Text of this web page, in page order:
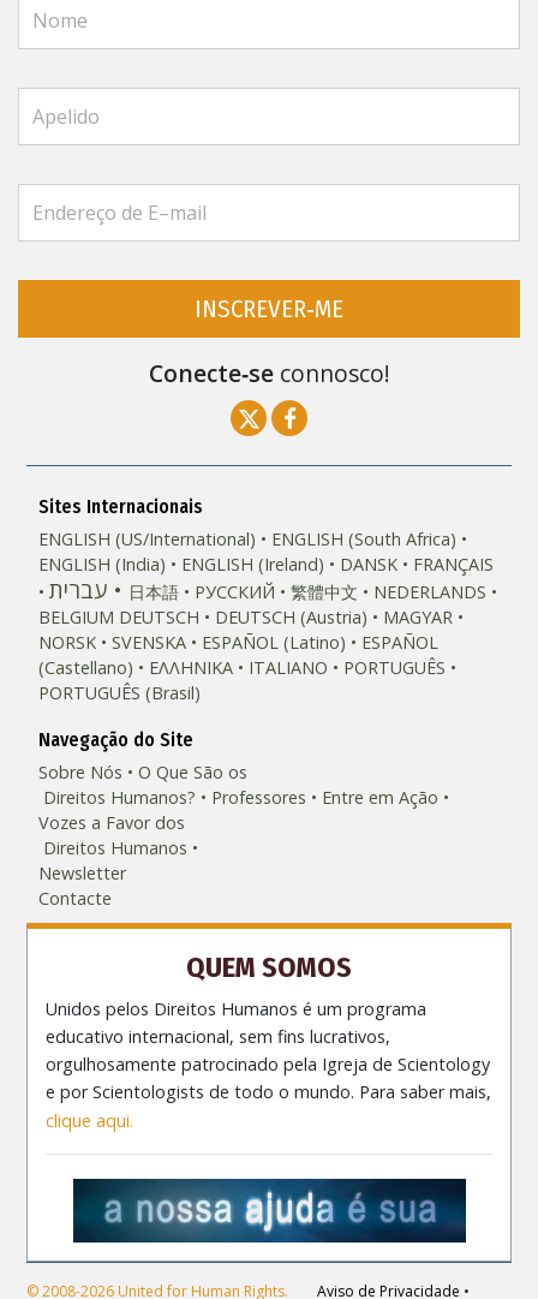
INSCREVER‑ME
Conecte‑seconnosco!
Sites Internacionais
ENGLISH (US/International)
ENGLISH (South Africa)
ENGLISH (India)
ENGLISH (Ireland) DANSK FRANÇAIS
עברית 日本語 РУССКИЙ 繁體中文
NEDERLANDS
BELGIUM DEUTSCH DEUTSCH (Austria)
MAGYAR
NORSK
SVENSKA ESPAÑOL (Latino)
ESPAÑOL
(Castellano)
ΕΛΛΗΝΙΚA ITALIANO
PORTUGUÊS
PORTUGUÊS (Brasil)‎
Navegação do Site
Sobre Nós
O Que São os
Direitos Humanos?
Professores
Entre em Ação
Vozes a Favor dos
Direitos Humanos
Newsletter
Contacte
QUEM SOMOS
Unidos pelos Direitos Humanos é um programa
educativo internacional, sem fins lucrativos,
orgulhosamente patrocinado pela Igreja de Scientology
e por Scientologists de todo o mundo. Para saber mais,
clique aqui.
© 2008-2026 United for Human Rights. Aviso de Privacidade •